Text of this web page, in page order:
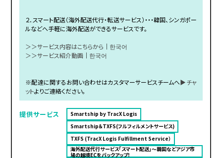
２．スマート配送（海外配送代行・転送サービス）・・・韓国、シンガポー
ルなどへ手軽に海外配送ができるサービスです。
＞＞サービス内容はこちらから ｜ 한국어
＞＞サービス紹介動画 ｜ 한국어
※配達に関するお問い合わせはカスタマーサービスチームへ▶チャ
ットよりご連絡ください。
提供サービス
Smartship by TracX Logis
Smartship＆TXFS(フルフィルメントサービス)
TXFS (TracX Logis Fulfillment Service）
海外配送代行サービス「スマート配送」〜韓国などアジア市
場の越境ECをバックアップ！